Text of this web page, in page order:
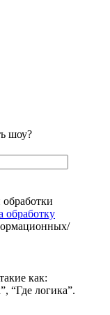
шоу?
обработку
как:
“Где логика”.